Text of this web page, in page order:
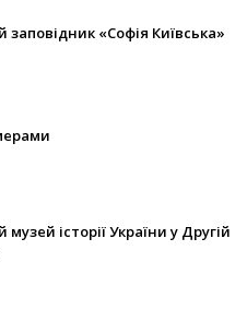
«Софія Київська»
історії України у Другій